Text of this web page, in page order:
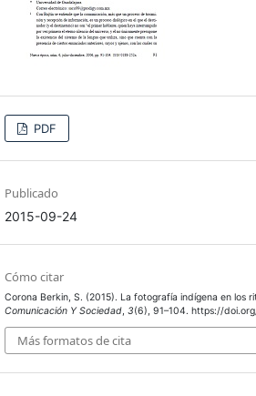
PDF
Publicado
2015-09-24
Cómo citar
Corona Berkin, S. (2015). La fotografía indígena en los
Comunicación Y Sociedad, 3(6), 91–104. https://
Más formatos de cita